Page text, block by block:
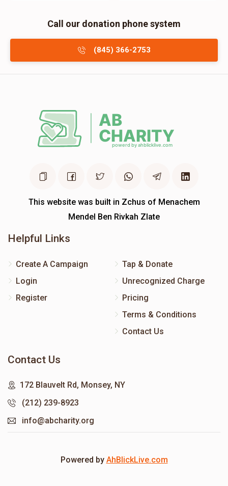
Call our donation phone system
(845) 366-2753
This website was built in Zchus of Menachem
Mendel Ben Rivkah Zlate
Helpful Links
Create A Campaign
Login
Register
Tap & Donate
Unrecognized Charge
Pricing
Terms & Conditions
Contact Us
Contact Us
172 Blauvelt Rd, Monsey, NY
(212) 239-8923
info@abcharity.org
Powered by AhBlickLive.com